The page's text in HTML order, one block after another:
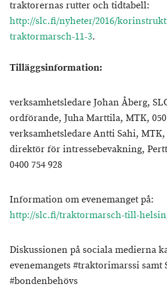
traktorernas rutter och tidtabell:
http://slc.fi/nyheter/2016/
traktormarsch-11-3.
Tilläggsinformation:
verksamhetsledare Johan Åberg,
ordförande, Juha Marttila, MTK, 050
verksamhetsledare Antti Sahi, MTK,
direktör för intressebevakning,
0400 754 928
Information om evenemanget på:
http://slc.fi/traktormarsch-till-
Diskussionen på sociala medierna
evenemangets #traktorimarssi samt
#bondenbehövs